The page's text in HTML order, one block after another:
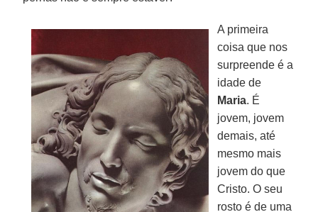
A primeira
coisa que nos
surpreende é a
idade de
Maria. É
jovem, jovem
demais, até
mesmo mais
jovem do que
Cristo. O seu
rosto é de uma